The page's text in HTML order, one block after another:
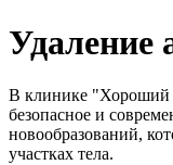
Удаление
В клинике "Хороший
безопасное и
новообразований,
участках тела.